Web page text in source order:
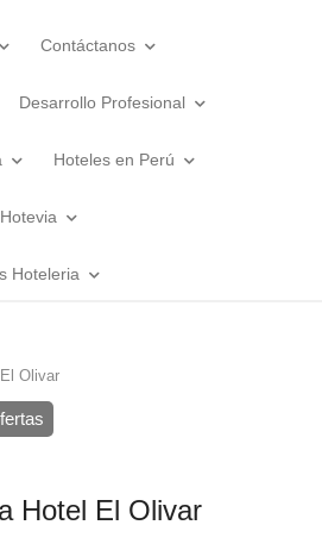
Contáctanos
Desarrollo Profesional
Hoteles en Perú
Hoteleria
Olivar
Hotel El Olivar